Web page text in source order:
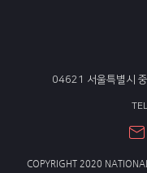
04621 서울특별시
COPYRIGHT 2020